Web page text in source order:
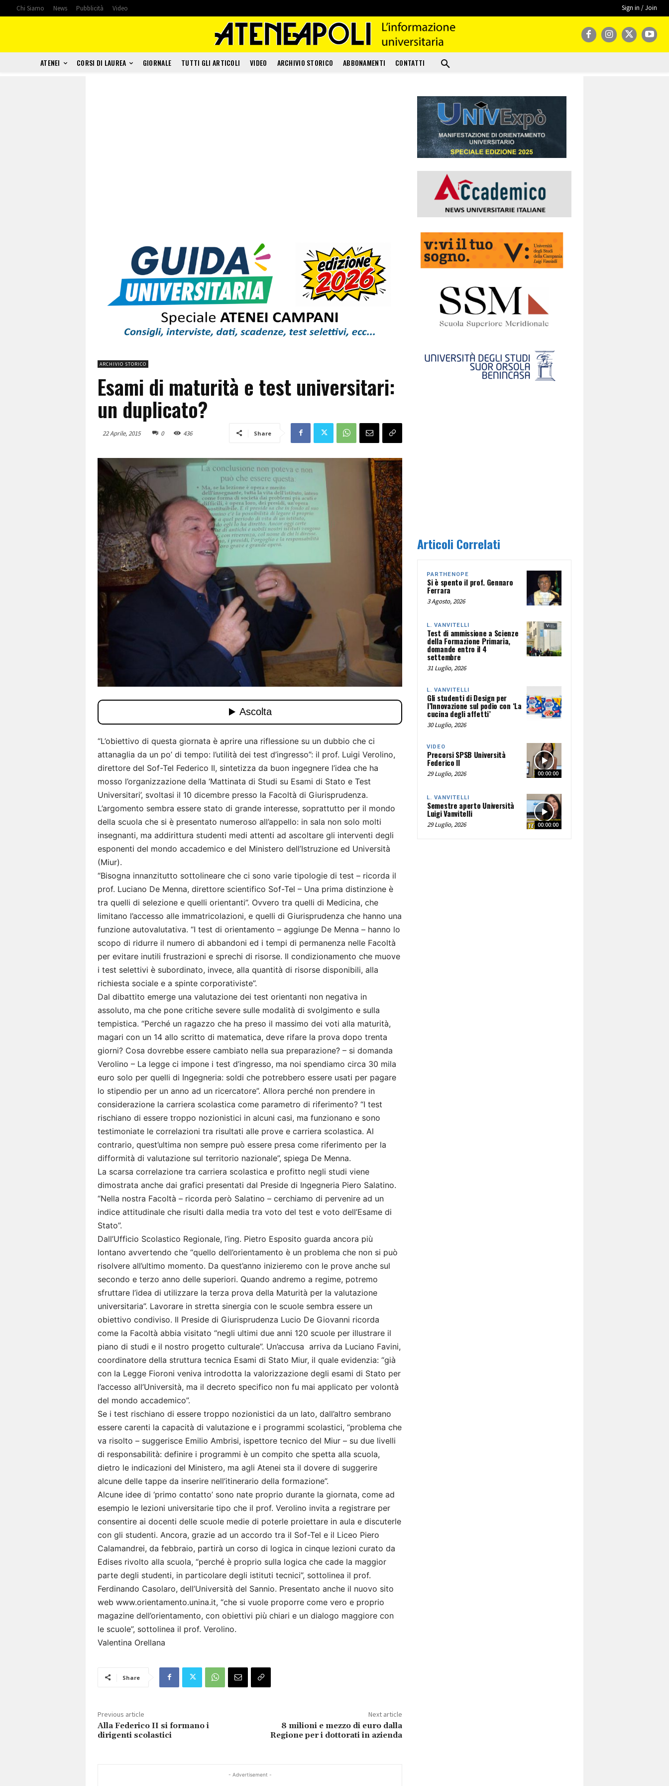
Chi Siamo News Pubblicità Video Sign in / Join
ATENEI CORSI DI LAUREA GIORNALE TUTTI GLI ARTICOLI VIDEO ARCHIVIO STORICO ABBONAMENTI CONTATTI
ARCHIVIO STORICO
Esami di maturità e test universitari:
un duplicato?
22 Aprile, 2015 0 436 Share
“L’obiettivo di questa giornata è aprire una riflessione su un dubbio che ci
attanaglia da un po’ di tempo: l’utilità dei test d’ingresso”: il prof. Luigi Verolino,
direttore del Sof-Tel Federico II, sintetizza da buon ingegnere l’idea che ha
mosso l’organizzazione della ‘Mattinata di Studi su Esami di Stato e Test
Universitari’, svoltasi il 10 dicembre presso la Facoltà di Giurisprudenza.
L’argomento sembra essere stato di grande interesse, soprattutto per il mondo
della scuola che si è presentato numeroso all’appello: in sala non solo molti
insegnanti, ma addirittura studenti medi attenti ad ascoltare gli interventi degli
esponenti del mondo accademico e del Ministero dell’Istruzione ed Università
(Miur).
“Bisogna innanzitutto sottolineare che ci sono varie tipologie di test – ricorda il
prof. Luciano De Menna, direttore scientifico Sof-Tel – Una prima distinzione è
tra quelli di selezione e quelli orientanti”. Ovvero tra quelli di Medicina, che
limitano l’accesso alle immatricolazioni, e quelli di Giurisprudenza che hanno una
funzione autovalutativa. “I test di orientamento – aggiunge De Menna – hanno lo
scopo di ridurre il numero di abbandoni ed i tempi di permanenza nelle Facoltà
per evitare inutili frustrazioni e sprechi di risorse. Il condizionamento che muove
i test selettivi è subordinato, invece, alla quantità di risorse disponibili, alla
richiesta sociale e a spinte corporativiste”.
Dal dibattito emerge una valutazione dei test orientanti non negativa in
assoluto, ma che pone critiche severe sulle modalità di svolgimento e sulla
tempistica. “Perché un ragazzo che ha preso il massimo dei voti alla maturità,
magari con un 14 allo scritto di matematica, deve rifare la prova dopo trenta
giorni? Cosa dovrebbe essere cambiato nella sua preparazione? – si domanda
Verolino – La legge ci impone i test d’ingresso, ma noi spendiamo circa 30 mila
euro solo per quelli di Ingegneria: soldi che potrebbero essere usati per pagare
lo stipendio per un anno ad un ricercatore”. Allora perché non prendere in
considerazione la carriera scolastica come parametro di riferimento? “I test
rischiano di essere troppo nozionistici in alcuni casi, ma funzionano e sono
testimoniate le correlazioni tra risultati alle prove e carriera scolastica. Al
contrario, quest’ultima non sempre può essere presa come riferimento per la
difformità di valutazione sul territorio nazionale”, spiega De Menna.
La scarsa correlazione tra carriera scolastica e profitto negli studi viene
dimostrata anche dai grafici presentati dal Preside di Ingegneria Piero Salatino.
“Nella nostra Facoltà – ricorda però Salatino – cerchiamo di pervenire ad un
indice attitudinale che risulti dalla media tra voto del test e voto dell’Esame di
Stato”.
Dall’Ufficio Scolastico Regionale, l’ing. Pietro Esposito guarda ancora più
lontano avvertendo che “quello dell’orientamento è un problema che non si può
risolvere all’ultimo momento. Da quest’anno inizieremo con le prove anche sul
secondo e terzo anno delle superiori. Quando andremo a regime, potremo
sfruttare l’idea di utilizzare la terza prova della Maturità per la valutazione
universitaria”. Lavorare in stretta sinergia con le scuole sembra essere un
obiettivo condiviso. Il Preside di Giurisprudenza Lucio De Giovanni ricorda
come la Facoltà abbia visitato “negli ultimi due anni 120 scuole per illustrare il
piano di studi e il nostro progetto culturale”. Un’accusa arriva da Luciano Favini,
coordinatore della struttura tecnica Esami di Stato Miur, il quale evidenzia: “già
con la Legge Fioroni veniva introdotta la valorizzazione degli esami di Stato per
l’accesso all’Università, ma il decreto specifico non fu mai applicato per volontà
del mondo accademico”.
Se i test rischiano di essere troppo nozionistici da un lato, dall’altro sembrano
essere carenti la capacità di valutazione e i programmi scolastici, “problema che
va risolto – suggerisce Emilio Ambrisi, ispettore tecnico del Miur – su due livelli
di responsabilità: definire i programmi è un compito che spetta alla scuola,
dietro le indicazioni del Ministero, ma agli Atenei sta il dovere di suggerire
alcune delle tappe da inserire nell’itinerario della formazione”.
Alcune idee di ‘primo contatto’ sono nate proprio durante la giornata, come ad
esempio le lezioni universitarie tipo che il prof. Verolino invita a registrare per
consentire ai docenti delle scuole medie di poterle proiettare in aula e discuterle
con gli studenti. Ancora, grazie ad un accordo tra il Sof-Tel e il Liceo Piero
Calamandrei, da febbraio, partirà un corso di logica in cinque lezioni curato da
Edises rivolto alla scuola, “perché è proprio sulla logica che cade la maggior
parte degli studenti, in particolare degli istituti tecnici”, sottolinea il prof.
Ferdinando Casolaro, dell’Università del Sannio. Presentato anche il nuovo sito
web www.orientamento.unina.it, “che si vuole proporre come vero e proprio
magazine dell’orientamento, con obiettivi più chiari e un dialogo maggiore con
le scuole”, sottolinea il prof. Verolino.
Valentina Orellana
Share
Previous article
Alla Federico II si formano i
dirigenti scolastici
Next article
8 milioni e mezzo di euro dalla
Regione per i dottorati in azienda
- Advertisement -
Articoli Correlati
PARTHENOPE
Si è spento il prof. Gennaro
Ferrara
3 Agosto, 2026
L. VANVITELLI
Test di ammissione a Scienze
della Formazione Primaria,
domande entro il 4
settembre
31 Luglio, 2026
L. VANVITELLI
Gli studenti di Design per
l’Innovazione sul podio con ‘La
cucina degli affetti’
30 Luglio, 2026
00:00:00
VIDEO
Precorsi SPSB Università
Federico II
29 Luglio, 2026
00:00:00
L. VANVITELLI
Semestre aperto Università
Luigi Vanvitelli
29 Luglio, 2026